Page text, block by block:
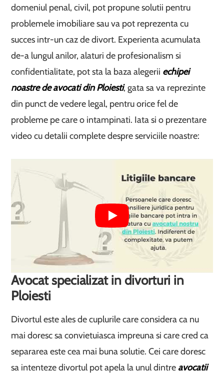
domeniul penal, civil, pot propune solutii pentru
problemele imobiliare sau va pot reprezenta cu
succes intr-un caz de divort. Experienta acumulata
de-a lungul anilor, alaturi de profesionalism si
confidentialitate, pot sta la baza alegerii echipei
noastre de avocati din Ploiesti, gata sa va reprezinte
din punct de vedere legal, pentru orice fel de
probleme pe care o intampinati. Iata si o prezentare
video cu detalii complete despre serviciile noastre:
Avocat specializat in divorturi in
Ploiesti
Divortul este ales de cuplurile care considera ca nu
mai doresc sa convietuiasca impreuna si care cred ca
separarea este cea mai buna solutie. Cei care doresc
sa intenteze divortul pot apela la unul dintre avocatii